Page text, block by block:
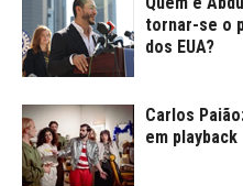
tornar-se o
dos EUA?
Carlos
em playback